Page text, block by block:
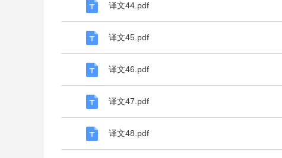
译文44.pdf
译文45.pdf
译文46.pdf
译文47.pdf
译文48.pdf